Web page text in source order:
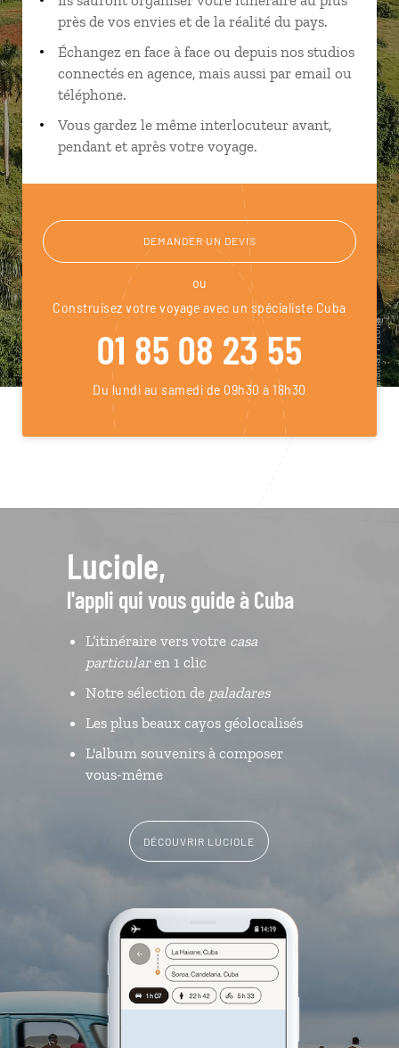
près de vos envies et de la réalité du pays.
Échangez en face à face ou depuis nos studios
connectés en agence, mais aussi par email ou
téléphone.
Vous gardez le même interlocuteur avant,
pendant et après votre voyage.
DEMANDER UN DEVIS
ou
Construisez votre voyage avec un spécialiste Cuba
01 85 08 23 55
Du lundi au samedi de 09h30 à 18h30
Luciole,
l'appli qui vous guide à Cuba
L’itinéraire vers votre casa
particularen 1 clic
Notre sélection de paladares
Les plus beaux cayos géolocalisés
L'album souvenirs à composer
vous-même
DÉCOUVRIR LUCIOLE